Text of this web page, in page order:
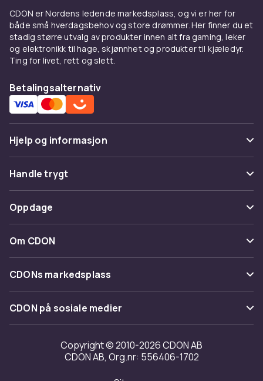
CDON er Nordens ledende markedsplass, og vi er her for
både små hverdagsbehov og store drømmer. Her finner du et
stadig større utvalg av produkter innen alt fra gaming, leker
og elektronikk til hage, skjønnhet og produkter til kjæledyr.
Ting for livet, rett og slett.
Betalingsalternativ
Hjelp og informasjon
Vanlige spørsmål
Spor pakke
Angre & returner her
Kontakt oss
Handle trygt
Betaling
Levering
Tilbakekallinger
Oppdage
Kategorier
Varemerker
Om CDON
Om oss
Kundeanmeldelser
Jobbe på CDON
Investor relations
Tilgjengelighet
CDONs markedsplass
Merchant Help Center
CDON på sosiale medier
Copyright © 2010-2026 CDON AB
CDON AB, Org.nr: 556406-1702